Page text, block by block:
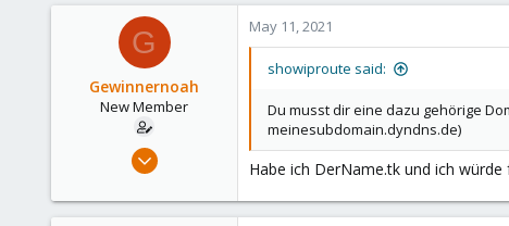
49
Austria
G
Gewinnernoah
New Member
Apr 7, 2021
0
May 11, 2021
showiproute said:
Du musst dir eine dazu gehörige
meinesubdomain.dyndns.de)
Habe ich DerName.tk und ich